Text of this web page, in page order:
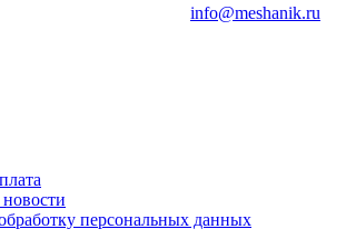
info@meshanik.ru
персональных данных